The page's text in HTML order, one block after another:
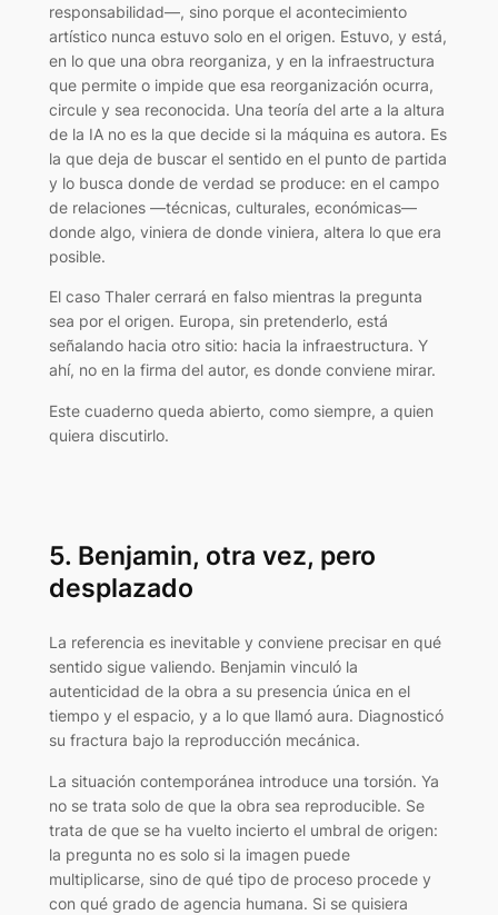
responsabilidad—, sino porque el acontecimiento
artístico nunca estuvo solo en el origen. Estuvo, y está,
en lo que una obra reorganiza, y en la infraestructura
que permite o impide que esa reorganización ocurra,
circule y sea reconocida. Una teoría del arte a la altura
de la IA no es la que decide si la máquina es autora. Es
la que deja de buscar el sentido en el punto de partida
y lo busca donde de verdad se produce: en el campo
de relaciones —técnicas, culturales, económicas—
donde algo, viniera de donde viniera, altera lo que era
posible.
El caso Thaler cerrará en falso mientras la pregunta
sea por el origen. Europa, sin pretenderlo, está
señalando hacia otro sitio: hacia la infraestructura. Y
ahí, no en la firma del autor, es donde conviene mirar.
Este cuaderno queda abierto, como siempre, a quien
quiera discutirlo.
5. Benjamin, otra vez, pero
desplazado
La referencia es inevitable y conviene precisar en qué
sentido sigue valiendo. Benjamin vinculó la
autenticidad de la obra a su presencia única en el
tiempo y el espacio, y a lo que llamó aura. Diagnosticó
su fractura bajo la reproducción mecánica.
La situación contemporánea introduce una torsión. Ya
no se trata solo de que la obra sea reproducible. Se
trata de que se ha vuelto incierto el umbral de origen:
la pregunta no es solo si la imagen puede
multiplicarse, sino de qué tipo de proceso procede y
con qué grado de agencia humana. Si se quisiera